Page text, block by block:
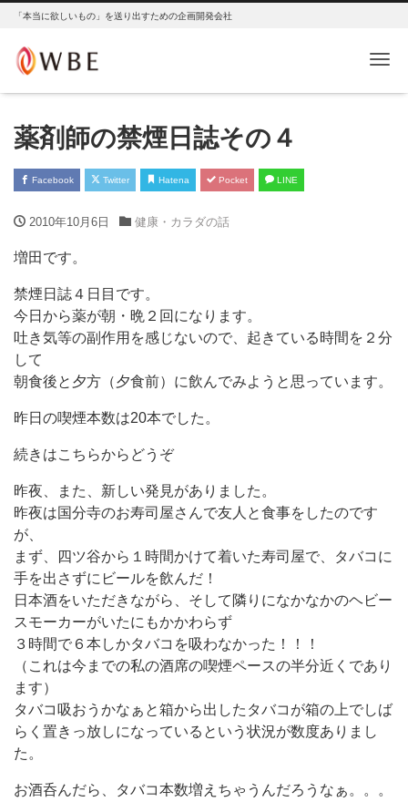
「本当に欲しいもの」を送り出すための企画開発会社
薬剤師の禁煙日誌その４
Facebook Twitter Hatena Pocket LINE
2010年10月6日 健康・カラダの話
増田です。
禁煙日誌４日目です。
今日から薬が朝・晩２回になります。
吐き気等の副作用を感じないので、起きている時間を２分
して
朝食後と夕方（夕食前）に飲んでみようと思っています。
昨日の喫煙本数は20本でした。
続きはこちらからどうぞ
昨夜、また、新しい発見がありました。
昨夜は国分寺のお寿司屋さんで友人と食事をしたのです
が、
まず、四ツ谷から１時間かけて着いた寿司屋で、タバコに
手を出さずにビールを飲んだ！
日本酒をいただきながら、そして隣りになかなかのヘビー
スモーカーがいたにもかかわらず
３時間で６本しかタバコを吸わなかった！！！
（これは今までの私の酒席の喫煙ペースの半分近くであり
ます）
タバコ吸おうかなぁと箱から出したタバコが箱の上でしば
らく置きっ放しになっているという状況が数度ありまし
た。
お酒呑んだら、タバコ本数増えちゃうんだろうなぁ。。。